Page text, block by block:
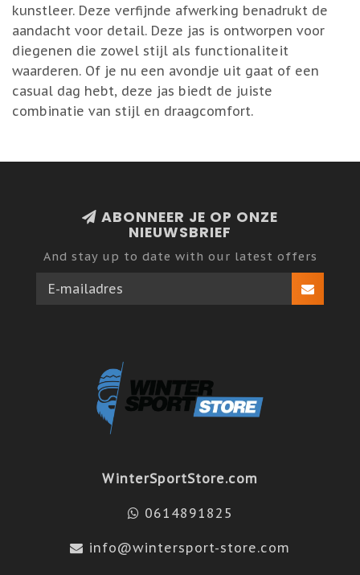
kunstleer. Deze verfijnde afwerking benadrukt de
aandacht voor detail. Deze jas is ontworpen voor
diegenen die zowel stijl als functionaliteit
waarderen. Of je nu een avondje uit gaat of een
casual dag hebt, deze jas biedt de juiste
combinatie van stijl en draagcomfort.
ABONNEER JE OP ONZE
NIEUWSBRIEF
And stay up to date with our latest offers
WinterSportStore.com
0614891825
info@wintersport-store.com